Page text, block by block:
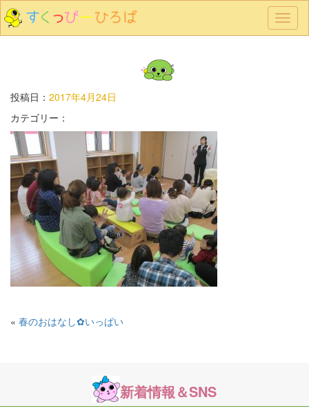
メ
ニ
投稿日： 2017年4月24日
カテゴリー：
« 春のおはなし✿いっぱい
新着情報＆SNS